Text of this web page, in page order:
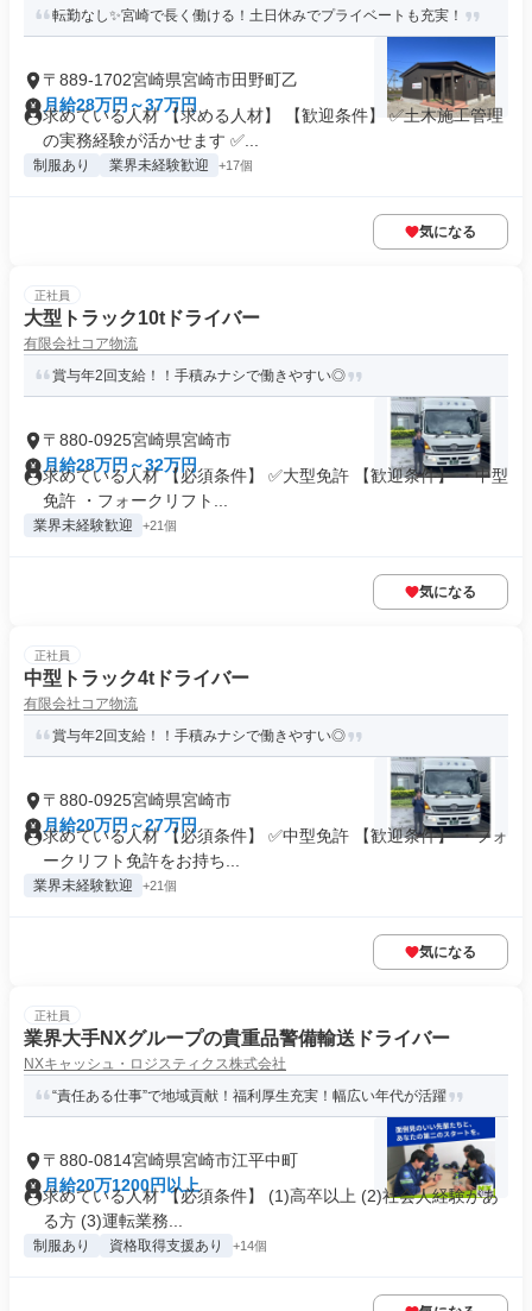
転勤なし✨宮崎で長く働ける！土日休みでプライベートも充実！
〒889-1702宮崎県宮崎市田野町乙
月給28万円～37万円
求めている人材 【求める人材】 【歓迎条件】 ✅土木施工管理
の実務経験が活かせます ✅...
制服あり 業界未経験歓迎 +17個
気になる
正社員
大型トラック10tドライバー
有限会社コア物流
賞与年2回支給！！手積みナシで働きやすい◎
〒880-0925宮崎県宮崎市
月給28万円～32万円
求めている人材 【必須条件】 ✅大型免許 【歓迎条件】 ・中型
免許 ・フォークリフト...
業界未経験歓迎 +21個
気になる
正社員
中型トラック4tドライバー
有限会社コア物流
賞与年2回支給！！手積みナシで働きやすい◎
〒880-0925宮崎県宮崎市
月給20万円～27万円
求めている人材 【必須条件】 ✅中型免許 【歓迎条件】 ・フォ
ークリフト免許をお持ち...
業界未経験歓迎 +21個
気になる
正社員
業界大手NXグループの貴重品警備輸送ドライバー
NXキャッシュ・ロジスティクス株式会社
“責任ある仕事”で地域貢献！福利厚生充実！幅広い年代が活躍
〒880-0814宮崎県宮崎市江平中町
月給20万1200円以上
求めている人材 【必須条件】 (1)高卒以上 (2)社会人経験があ
る方 (3)運転業務...
制服あり 資格取得支援あり +14個